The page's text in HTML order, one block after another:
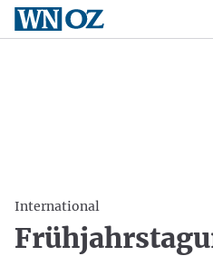
International